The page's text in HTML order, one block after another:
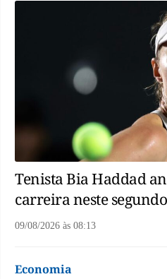
Tenista Bia Haddad
carreira neste
09/08/2026 às 08:13
Economia